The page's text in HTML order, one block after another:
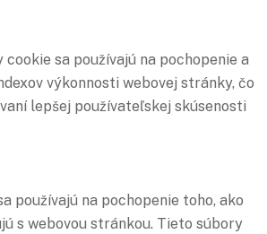
sa používajú na pochopenie a
výkonnosti webovej stránky, čo
lepšej používateľskej skúsenosti
používajú na pochopenie toho, ako
s webovou stránkou. Tieto súbory